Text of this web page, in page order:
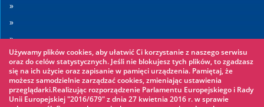
»
»
»
»
Sehenswertes
Używamy plików cookies, aby ułatwić Ci korzystanie z naszego serwisu
oraz do celów statystycznych. Jeśli nie blokujesz tych plików, to zgadzasz
się na ich użycie oraz zapisanie w pamięci urządzenia. Pamiętaj, że
możesz samodzielnie zarządzać cookies, zmieniając ustawienia
przeglądarki.Realizując rozporządzenie Parlamentu Europejskiego i Rady
Unii Europejskiej "2016/679" z dnia 27 kwietnia 2016 r. w sprawie